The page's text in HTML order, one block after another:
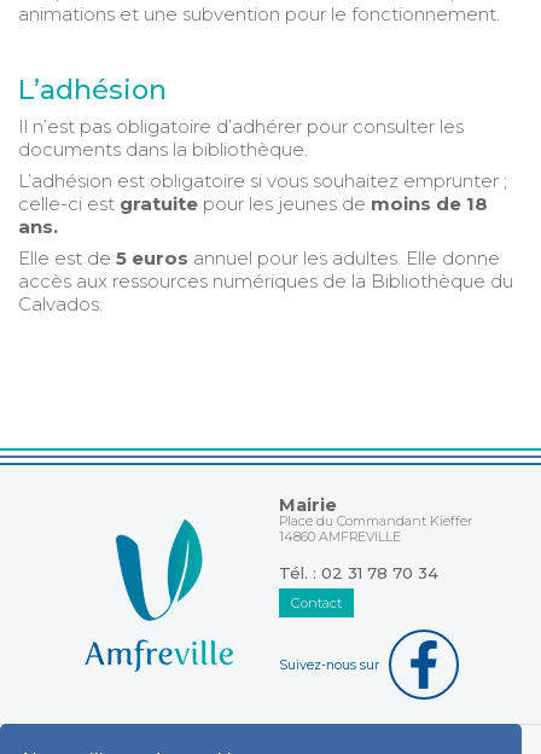
animations et une subvention pour le fonctionnement.
L’adhésion
Il n’est pas obligatoire d’adhérer pour consulter les
documents dans la bibliothèque.
L’adhésion est obligatoire si vous souhaitez emprunter ;
celle-ci est gratuite pour les jeunes de moins de 18
ans.
Elle est de 5 euros annuel pour les adultes. Elle donne
accès aux ressources numériques de la Bibliothèque du
Calvados.
Mairie
Place du Commandant Kieffer
14860 AMFREVILLE
Tél. : 02 31 78 70 34
Contact
Suivez-nous sur